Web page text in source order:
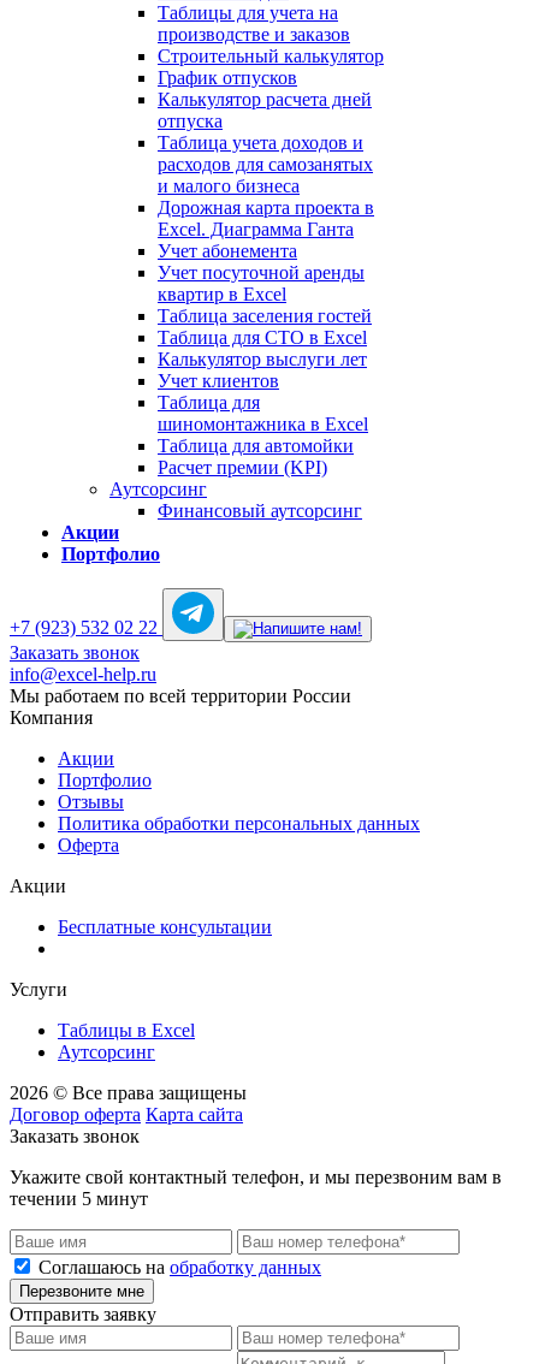
Таблицы для учета на
производстве и заказов
Строительный калькулятор
График отпусков
Калькулятор расчета дней
отпуска
Таблица учета доходов и
расходов для самозанятых
и малого бизнеса
Дорожная карта проекта в
Excel. Диаграмма Ганта
Учет абонемента
Учет посуточной аренды
квартир в Excel
Таблица заселения гостей
Таблица для СТО в Excel
Калькулятор выслуги лет
Учет клиентов
Таблица для
шиномонтажника в Excel
Таблица для автомойки
Расчет премии (KPI)
Аутсорсинг
Финансовый аутсорсинг
Акции
Портфолио
+7 (923) 532 02 22
Заказать звонок
info@excel-help.ru
Мы работаем по всей территории России
Компания
Акции
Портфолио
Отзывы
Политика обработки персональных данных
Оферта
Акции
Бесплатные консультации
Услуги
Таблицы в Excel
Аутсорсинг
2026 © Все права защищены
Договор оферта Карта сайта
Заказать звонок
Укажите свой контактный телефон, и мы перезвоним вам в
течении 5 минут
Соглашаюсь на обработку данных
Перезвоните мне
Отправить заявку